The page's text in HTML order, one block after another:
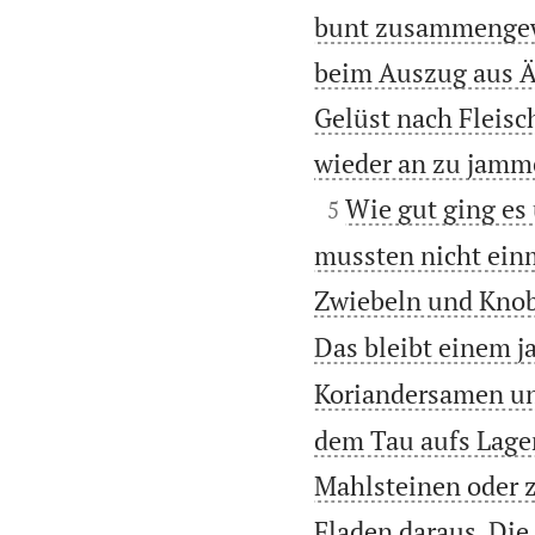
bunt
beim Auszug aus
Gelüst nach
wieder an zu

5 Wie gut ging es
mussten nicht
Zwiebeln und
Das bleibt einem
Koriandersamen
dem Tau aufs
Mahlsteinen oder